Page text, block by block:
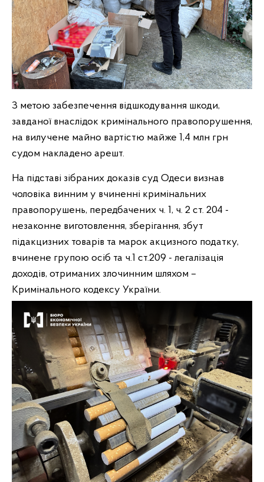
З метою забезпечення відшкодування шкоди,
завданої внаслідок кримінального правопорушення,
на вилучене майно вартістю майже 1,4 млн грн
судом накладено арешт.
На підставі зібраних доказів суд Одеси визнав
чоловіка винним у вчиненні кримінальних
правопорушень, передбачених ч. 1, ч. 2 ст. 204 -
незаконне виготовлення, зберігання, збут
підакцизних товарів та марок акцизного податку,
вчинене групою осіб та ч.1 ст.209 - легалізація
доходів, отриманих злочинним шляхом –
Кримінального кодексу України.